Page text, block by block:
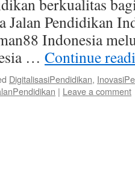
berkualitas
Jalan Pendidikan
Indonesia
… Continue
DigitalisasiPendidikan,
| Leave a comment